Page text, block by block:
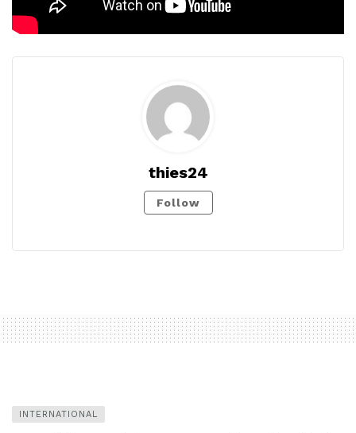
thies24
Follow
INTERNATIONAL